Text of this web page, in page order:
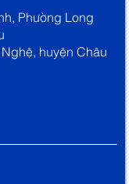
Phường Long
huyện Châu